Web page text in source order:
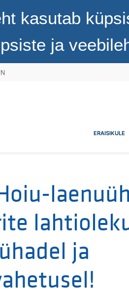
kasutab
ja
laenuühistuERAISIKULE
ja